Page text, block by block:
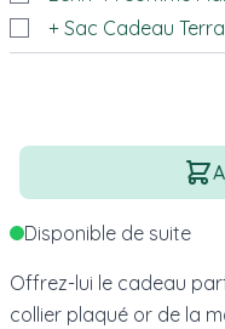
+ Sac Cadeau
Quantité
Disponible de suite
Offrez-lui le cadeau par
collier plaqué or de la